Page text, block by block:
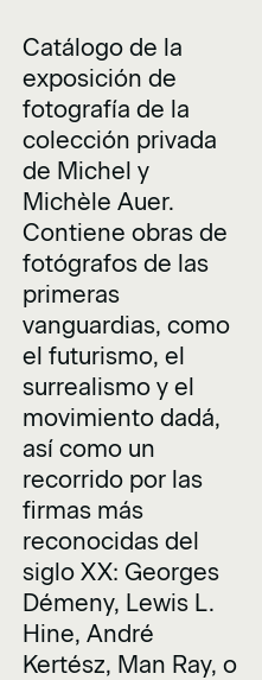
Catálogo de la
exposición de
fotografía de la
colección privada
de Michel y
Michèle Auer.
Contiene obras de
fotógrafos de las
primeras
vanguardias, como
el futurismo, el
surrealismo y el
movimiento dadá,
así como un
recorrido por las
firmas más
reconocidas del
siglo XX: Georges
Démeny, Lewis L.
Hine, André
Kertész, Man Ray, o